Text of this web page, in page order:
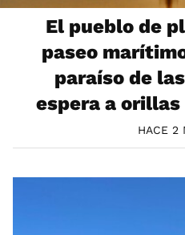
El pueblo de
paseo
paraíso de
espera a
HACE 2